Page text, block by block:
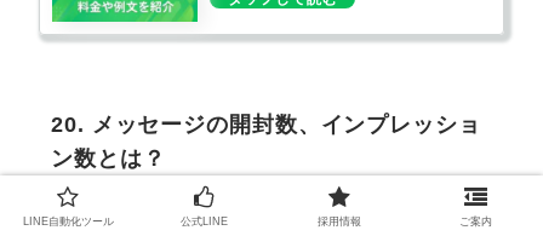
20. メッセージの開封数、インプレッショ
ン数とは？
LINE自動化ツール 公式LINE 採用情報 ご案内